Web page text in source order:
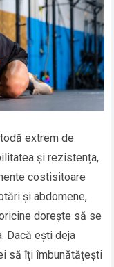
extrem de
și rezistența,
costisitoare
și abdomene,
dorește să se
Dacă ești deja
să îți îmbunătățești